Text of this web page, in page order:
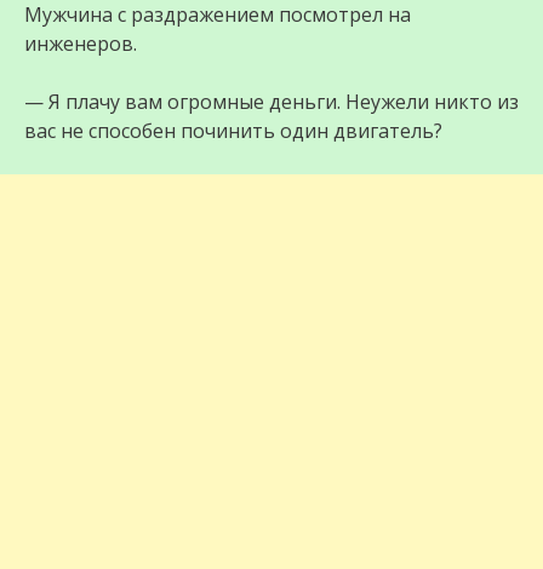
Мужчина с раздражением посмотрел на
инженеров.
— Я плачу вам огромные деньги. Неужели никто из
вас не способен починить один двигатель?